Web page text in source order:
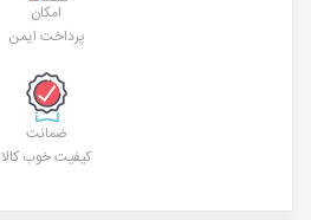
امکان
پرداخت ایمن
ضمانت
کیفیت خوب کالا